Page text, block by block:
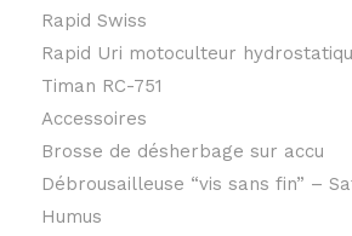
Rapid Swiss
Rapid Uri motoculteur
Timan RC-751
Accessoires
Brosse de désherbage sur accu
Débrousailleuse “vis sans fin” –
Humus